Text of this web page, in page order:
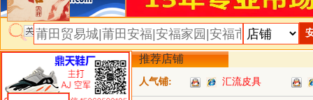
推荐店铺
人气铺: 汇流皮具